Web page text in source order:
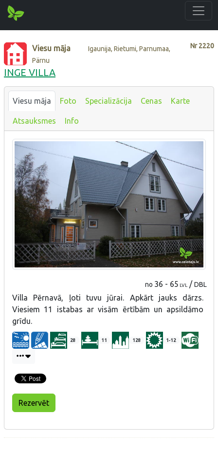
Nr2220
Viesu māja
Igaunija, Rietumi, Parnumaa,
Pärnu
INGE VILLA
Viesu māja Foto Specializācija Cenas Karte
Atsauksmes Info
no 36 - 65 LVL /DBL
Villa Pērnavā, ļoti tuvu jūrai. Apkārt jauks dārzs.
Viesiem 11 istabas ar visām ērtībām un apsildāmo
grīdu.
28 11 128 1-12
Rezervēt